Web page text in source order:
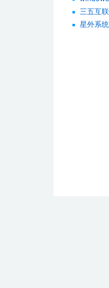
三五互
星外系